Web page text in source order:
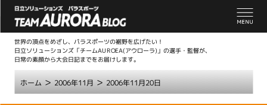
世界の頂点をめざし、パラスポーツの裾野を広げたい！
日立ソリューションズ「チームAUROEA(アウローラ)」の選手・監督が、
日常の素顔から大会日記までをお届けします。
ホーム > 2006年11月 > 2006年11月20日